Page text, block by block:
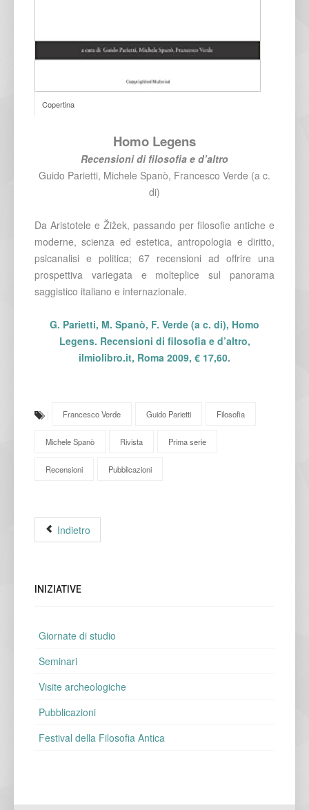
Copertina
Homo Legens
Recensioni di filosofia e d’altro
Guido Parietti, Michele Spanò, Francesco Verde (a c.
di)
Da Aristotele e Žižek, passando per filosofie antiche e
moderne, scienza ed estetica, antropologia e diritto,
psicanalisi e politica; 67 recensioni ad offrire una
prospettiva variegata e molteplice sul panorama
saggistico italiano e internazionale.
G. Parietti, M. Spanò, F. Verde (a c. di), Homo
Legens. Recensioni di filosofia e d’altro,
ilmiolibro.it, Roma 2009, € 17,60.
Francesco Verde Guido Parietti Filosofia
Michele Spanò Rivista Prima serie
Recensioni Pubblicazioni
Indietro
INIZIATIVE
Giornate di studio
Seminari
Visite archeologiche
Pubblicazioni
Festival della Filosofia Antica